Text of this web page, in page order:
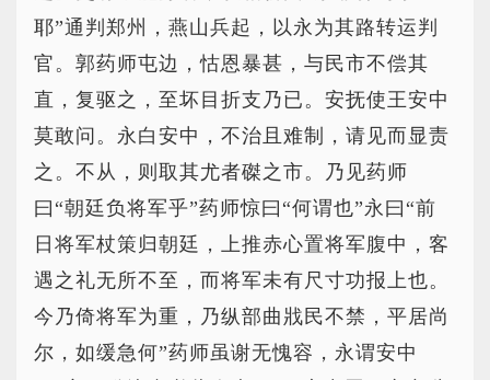
耶”通判郑州，燕山兵起，以永为其路转运判
官。郭药师屯边，怙恩暴甚，与民市不偿其
直，复驱之，至坏目折支乃已。安抚使王安中
莫敢问。永白安中，不治且难制，请见而显责
之。不从，则取其尤者磔之市。乃见药师
曰“朝廷负将军乎”药师惊曰“何谓也”永曰“前
日将军杖策归朝廷，上推赤心置将军腹中，客
遇之礼无所不至，而将军未有尺寸功报上也。
今乃倚将军为重，乃纵部曲戕民不禁，平居尚
尔，如缓急何”药师虽谢无愧容，永谓安中